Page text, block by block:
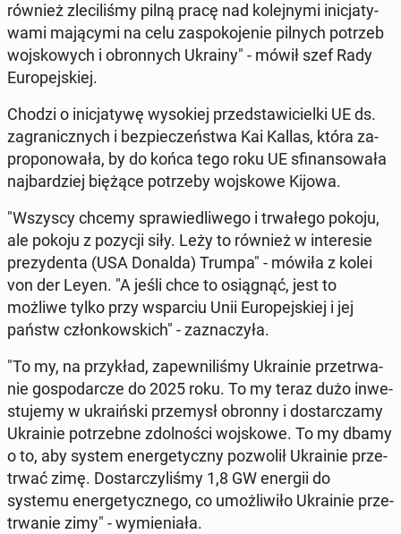
również zle­ci­li­śmy pilną pracę nad ko­lej­ny­mi ini­cja­ty­
wa­mi ma­ją­cy­mi na celu za­spo­ko­je­nie pilnych potrzeb
woj­sko­wych i obron­nych Ukrainy" - mówił szef Rady
Eu­ro­pej­skiej.
Chodzi o ini­cja­ty­wę wy­so­kiej przed­sta­wi­ciel­ki UE ds.
za­gra­nicz­nych i bez­pie­czeń­stwa Kai Kallas, która za­
pro­po­no­wa­ła, by do końca tego roku UE sfi­nan­so­wa­ła
naj­bar­dziej biężące po­trze­by woj­sko­we Kijowa.
"Wszyscy chcemy spra­wie­dli­we­go i trwa­łe­go pokoju,
ale pokoju z pozycji siły. Leży to również w in­te­re­sie
pre­zy­den­ta (USA Donalda) Trumpa" - mówiła z kolei
von der Leyen. "A jeśli chce to osią­gnąć, jest to
możliwe tylko przy wspar­ciu Unii Eu­ro­pej­skiej i jej
państw człon­kow­skich" - za­zna­czy­ła.
"To my, na przy­kład, za­pew­ni­li­śmy Ukra­inie prze­trwa­
nie go­spo­dar­cze do 2025 roku. To my teraz dużo in­we­
stu­je­my w ukra­iń­ski prze­mysł obronny i do­star­cza­my
Ukra­inie po­trzeb­ne zdol­no­ści woj­sko­we. To my dbamy
o to, aby system ener­ge­tycz­ny po­zwo­lił Ukra­inie prze­
trwać zimę. Do­star­czy­li­śmy 1,8 GW energii do
systemu ener­ge­tycz­ne­go, co umoż­li­wi­ło Ukra­inie prze­
trwa­nie zimy" - wy­mie­nia­ła.